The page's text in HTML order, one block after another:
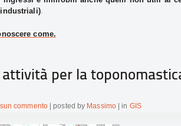
.
come.
attività per la
commento| posted by Massimo| in GIS